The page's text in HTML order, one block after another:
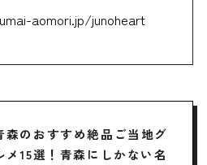
aomori.jp/junoheart
森のおすすめ絶品ご当地グ
メ15選！青森にしかない名